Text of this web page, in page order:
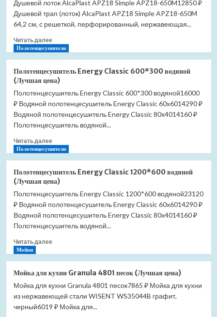
Душевой лоток AlcaPlast APZ18 Simple APZ18-650M12850 ₽
Душевой трап (лоток) AlcaPlast APZ18 Simple APZ18-650M
64,2 см, с решеткой, перфорированный, нержавеющая...
Читать далееПрочитать
больше
лоток
AlcaPlast
APZ18
Simple
APZ18-
(Лучшая
цена)
Полотенцесушители
Полотенцесушитель Energy Classic 600*300 водяной
(Лучшая цена)
Полотенцесушитель Energy Classic 600*300 водяной16000
₽ Водяной полотенцесушитель Energy Classic 60x6014290 ₽
Водяной полотенцесушитель Energy Classic 80x4014160 ₽
Полотенцесушитель водяной...
Читать далееПрочитать
больше
Полотенцесушитель
Energy
Classic
600*300
водяной
(Лучшая
Полотенцесушители
Полотенцесушитель Energy Classic 1200*600 водяной
(Лучшая цена)
Полотенцесушитель Energy Classic 1200*600 водяной23120
₽ Водяной полотенцесушитель Energy Classic 60x6014290 ₽
Водяной полотенцесушитель Energy Classic 80x4014160 ₽
Полотенцесушитель водяной...
Читать далееПрочитать
Полотенцесушитель
Energy
Classic
1200*600
водяной
Мойки
Мойка для кухни Granula 4801 песок (Лучшая цена)
Мойка для кухни Granula 4801 песок7865 ₽ Мойка для кухни
из нержавеющей стали WISENT WS35044B графит,
черный6019 ₽ Мойка для...